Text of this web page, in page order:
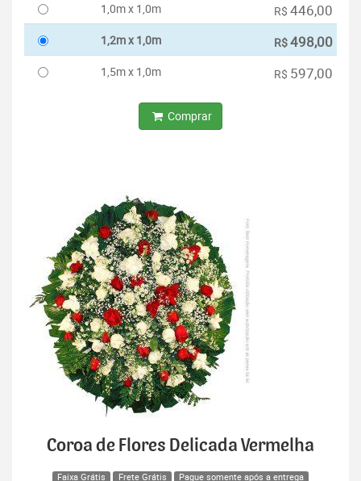
1,0m x 1,0m
R$ 446,00
1,2m x 1,0m R$498,00
1,5m x 1,0m R$ 597,00
Comprar
Coroa de Flores Delicada Vermelha
Faixa Grátis Frete Grátis Pague somente após a entrega